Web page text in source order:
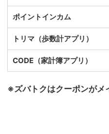
ポイントインカム
トリマ（歩数計アプリ）
CODE（家計簿アプリ）
※ズバトクはクーポンがメ